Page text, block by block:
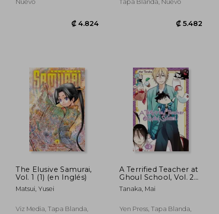
Nuevo
Tapa Blanda, Nuevo
The Elusive Samurai,
Vol. 1 (1) (en Inglés)
Matsui, Yusei
Viz Media, Tapa Blanda,
A Terrified Teacher at
Ghoul School, Vol. 2
(en Inglés)
Tanaka, Mai
Yen Press, Tapa Blanda,